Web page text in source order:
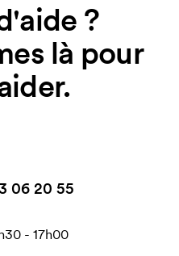
?
là pour
06 20 55
- 17h00